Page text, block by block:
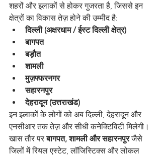
शहरों और इलाकों से होकर गुजरता है, जिससे इन
क्षेत्रों का विकास तेज़ होने की उम्मीद है:
दिल्ली (अक्षरधाम / ईस्ट दिल्ली क्षेत्र)
बागपत
बड़ौत
शामली
मुज़फ्फरनगर
सहारनपुर
देहरादून (उत्तराखंड)
इन इलाकों के लोगों को अब दिल्ली, देहरादून और
एनसीआर तक तेज़ और सीधी कनेक्टिविटी मिलेगी।
खास तौर पर बागपत, शामली और सहारनपुर जैसे
जिलों में रियल एस्टेट, लॉजिस्टिक्स और लोकल